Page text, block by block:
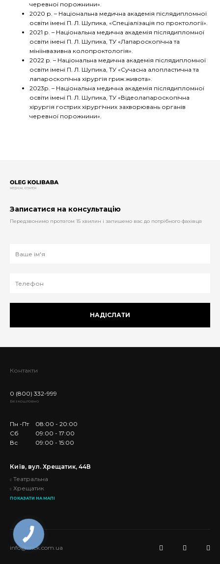
черевної порожнини».
2020 р. – Національна медична академія післядипломної
освіти імені П. Л. Шупика, «Спеціалізація по проктології».
2021 р. – Національна медична академія післядипломної
освіти імені П. Л. Шупика, ТУ «Лапароскопічна та
мініінвазивна колопроктологія».
2022 р. – Національна медична академія післядипломної
освіти імені П. Л. Шупика, ТУ «Сучасна алопластична та
лапароскопічна хірургія гриж живота».
2023р. – Національна медична академія післядипломної
освіти імені П. Л. Шупика, ТУ «Відеолапароскопічна
хірургія гострих хірургічних захворювань органів
черевної порожнини».
Записатися на консультацію
Передзвонимо протягом 15 хвилин і запишемо вас до потрібного фахівця
НАДІСЛАТИ
Контакти
0 (800) 332-999
Безкоштовно
Пн -Пт
08:00 - 20:00
Сб
09:00 - 17:00
Вс
09:00 - 15:00
Київ, вул. Хрещатик, 44В
Театральна
Хрещатик
ПОКАЗАТИ НА МАПІ
info@mck.com.ua